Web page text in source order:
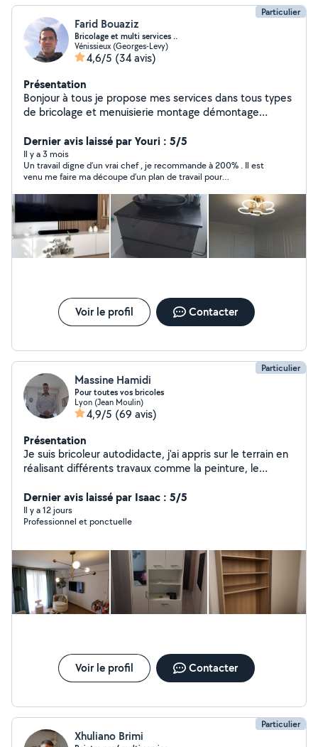
Particulier
Farid Bouaziz
Bricolage et multi services ..
Vénissieux (Georges-Levy)
4,6/5 (34 avis)
Présentation
Bonjour à tous je propose mes services dans tous types
de bricolage et menuisierie montage démontage
fixation du télé peinture n'hésitez pas de me contacter
Dernier avis laissé par Youri : 5/5
Il y a 3 mois
Un travail digne d’un vrai chef , je recommande à 200% . Il est
venu me faire ma découpe d’un plan de travail pour
pas du tout : Au départ prestation qui devait durer 2h min En
1h15 tout était monté et fixer Tout sa en plus d’avoir : Vérifié de
l’arrivée du gaz Conseillé pour gagner de la place Pris ses outils
Nettoyé après son passage Vraiment statisfait
Voir le profil Contacter
Particulier
Massine Hamidi
Pour toutes vos bricoles
Lyon (Jean Moulin)
4,9/5 (69 avis)
Présentation
Je suis bricoleur autodidacte, j'ai appris sur le terrain en
réalisant différents travaux comme la peinture, le
Je suis sérieux, débrouillard et j'aime le travail bien fait
Dernier avis laissé par Isaac : 5/5
Il y a 12 jours
Professionnel et ponctuelle
Voir le profil Contacter
Particulier
Xhuliano Brimi